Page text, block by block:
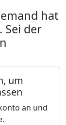
hat
der
um
an und